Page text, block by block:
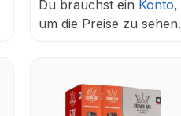
Du brauchst ein Konto,
um die Preise zu sehen.